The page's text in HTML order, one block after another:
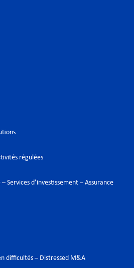
régulées
Services d’investissement – Assurance
difficultés – Distressed M&A